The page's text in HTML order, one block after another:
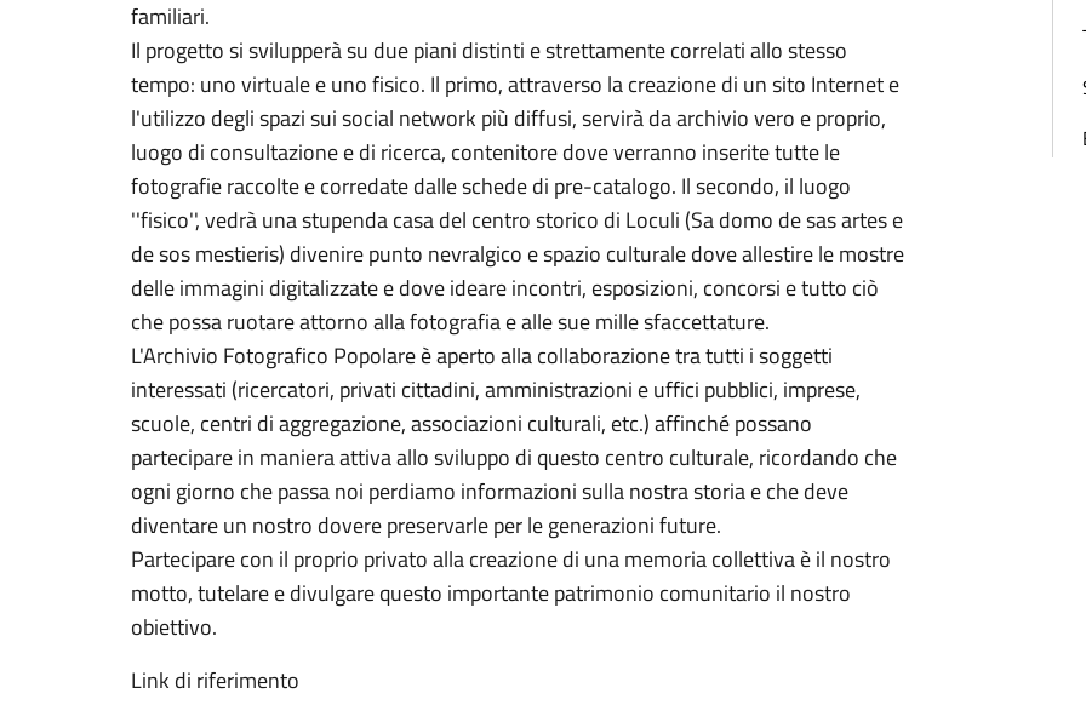
familiari.
Il progetto si svilupperà su due piani distinti e strettamente correlati allo stesso
tempo: uno virtuale e uno fisico. Il primo, attraverso la creazione di un sito Internet e
l'utilizzo degli spazi sui social network più diffusi, servirà da archivio vero e proprio,
luogo di consultazione e di ricerca, contenitore dove verranno inserite tutte le
fotografie raccolte e corredate dalle schede di pre-catalogo. Il secondo, il luogo
''fisico'', vedrà una stupenda casa del centro storico di Loculi (Sa domo de sas artes e
de sos mestieris) divenire punto nevralgico e spazio culturale dove allestire le mostre
delle immagini digitalizzate e dove ideare incontri, esposizioni, concorsi e tutto ciò
che possa ruotare attorno alla fotografia e alle sue mille sfaccettature.
L'Archivio Fotografico Popolare è aperto alla collaborazione tra tutti i soggetti
interessati (ricercatori, privati cittadini, amministrazioni e uffici pubblici, imprese,
scuole, centri di aggregazione, associazioni culturali, etc.) affinché possano
partecipare in maniera attiva allo sviluppo di questo centro culturale, ricordando che
ogni giorno che passa noi perdiamo informazioni sulla nostra storia e che deve
diventare un nostro dovere preservarle per le generazioni future.
Partecipare con il proprio privato alla creazione di una memoria collettiva è il nostro
motto, tutelare e divulgare questo importante patrimonio comunitario il nostro
obiettivo.
Link di riferimento